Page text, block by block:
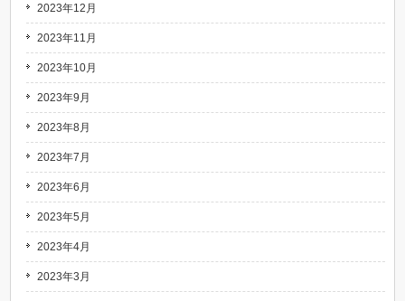
2023年12月
2023年11月
2023年10月
2023年9月
2023年8月
2023年7月
2023年6月
2023年5月
2023年4月
2023年3月